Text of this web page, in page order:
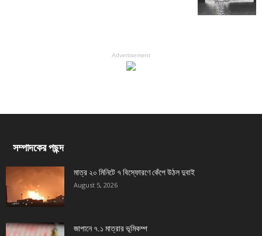
Advertisement
সম্পাদকের পছন্দ
মাত্র ২০ মিনিটে ৭ বিস্ফোরণে কেঁপে উঠল দুবাই
August 5, 2026
জাপানে ৭.১ মাত্রার ভূমিকম্প